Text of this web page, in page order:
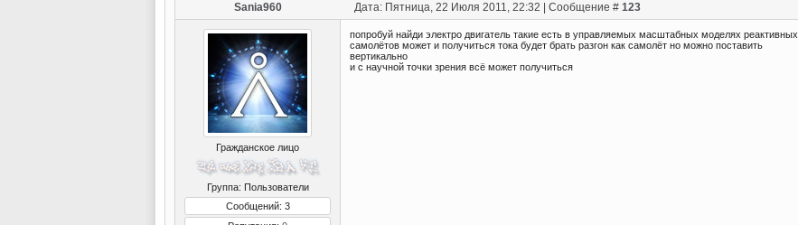
Sania960 Дата: Пятница, 22 Июля 2011, 22:32 | Сообщение # 123
Гражданское лицо
Группа: Пользователи
Сообщений: 3
попробуй найди электро двигатель такие есть в управляемых масштабных моделях реактивных
самолётов может и получиться тока будет брать разгон как самолёт но можно поставить
вертикально
и с научной точки зрения всё может получиться